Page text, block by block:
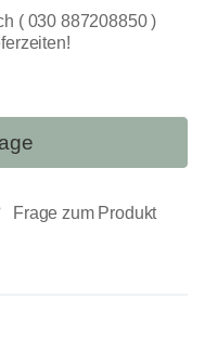
( 030 887208850 )